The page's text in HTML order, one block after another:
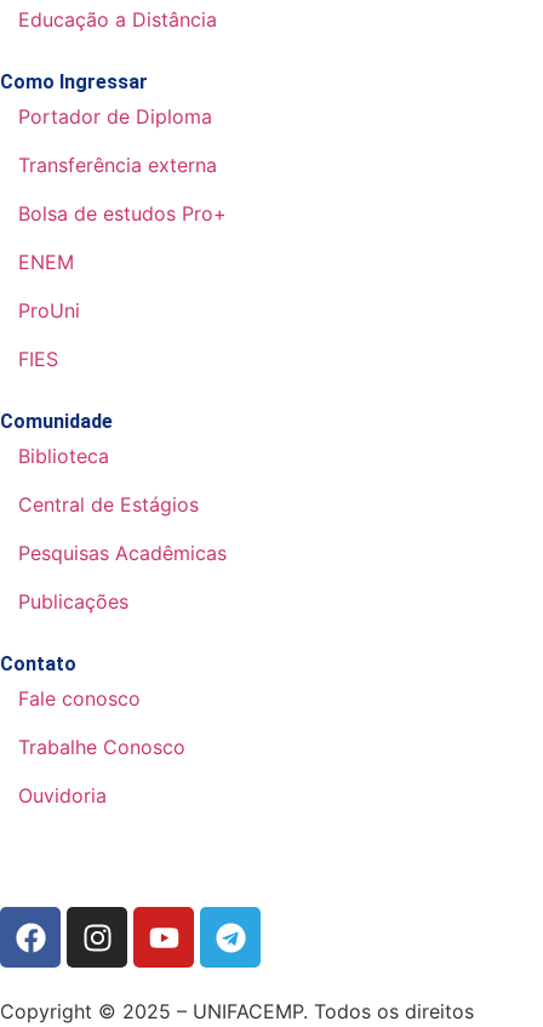
Educação a Distância
Como Ingressar
Portador de Diploma
Transferência externa
Bolsa de estudos Pro+
ENEM
ProUni
FIES
Comunidade
Biblioteca
Central de Estágios
Pesquisas Acadêmicas
Publicações
Contato
Fale conosco
Trabalhe Conosco
Ouvidoria
Copyright © 2025 – UNIFACEMP. Todos os direitos